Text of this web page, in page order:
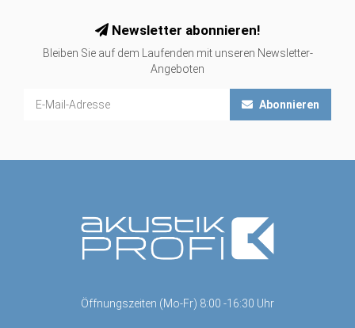
Newsletter abonnieren!
Bleiben Sie auf dem Laufenden mit unseren Newsletter-
Angeboten
Abonnieren
Öffnungszeiten (Mo-Fr) 8:00 -16:30 Uhr